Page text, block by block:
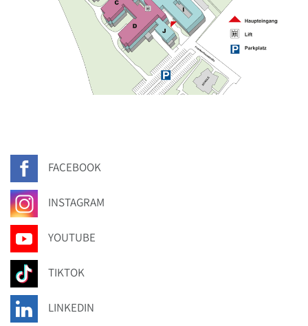
FACEBOOK
INSTAGRAM
YOUTUBE
TIKTOK
LINKEDIN